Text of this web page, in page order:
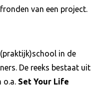
van een project.
in de
De reeks bestaat uit
Set Your Life